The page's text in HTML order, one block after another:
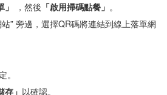
，然後 「啟用掃碼點餐」 。
” 旁邊，選擇QR碼將連結到線上落單網
。
存」 以確認。